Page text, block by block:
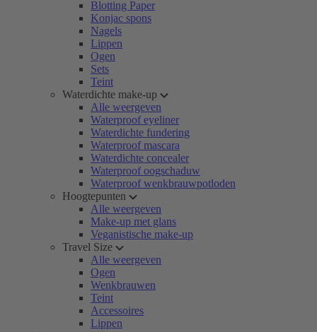
Blotting Paper
Konjac spons
Nagels
Lippen
Ogen
Sets
Teint
Waterdichte make-up
Alle weergeven
Waterproof eyeliner
Waterdichte fundering
Waterproof mascara
Waterdichte concealer
Waterproof oogschaduw
Waterproof wenkbrauwpotloden
Hoogtepunten
Alle weergeven
Make-up met glans
Veganistische make-up
Travel Size
Alle weergeven
Ogen
Wenkbrauwen
Teint
Accessoires
Lippen